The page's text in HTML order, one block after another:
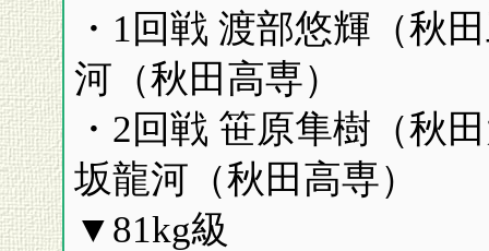
・1回戦 渡部悠輝（
河（秋田高専）
・2回戦 笹原隼樹（秋
坂龍河（秋田高専）
▼81kg級